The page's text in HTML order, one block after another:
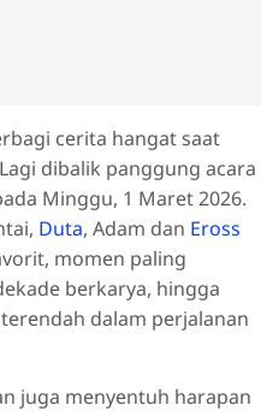
cerita hangat saat
dibalik panggung acara
Minggu, 1 Maret 2026.
Duta, Adam dan Eross
momen paling
berkarya, hingga
dalam perjalanan
juga menyentuh harapan